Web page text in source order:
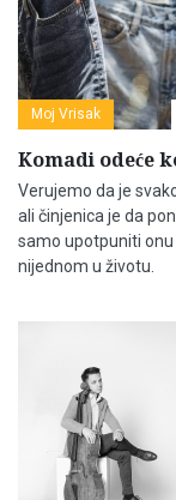
Moj Vrisak
Komadi odeće
Verujemo da je
ali činjenica je da
samo upotpuniti
nijednom u životu.